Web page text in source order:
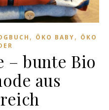
, ÖKO BABY, ÖKO
– bunte Bio
aus